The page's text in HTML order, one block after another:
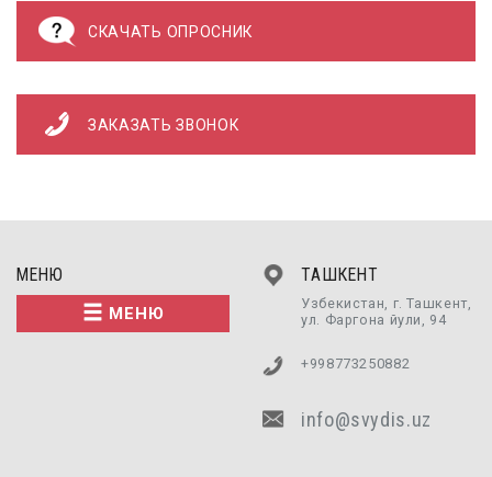
СКАЧАТЬ ОПРОСНИК
ЗАКАЗАТЬ ЗВОНОК
МЕНЮ
МЕНЮ
ТАШКЕНТ
Узбекистан, г. Ташкент,
ул. Фаргона йули, 94
+998773250882
info@svydis.uz